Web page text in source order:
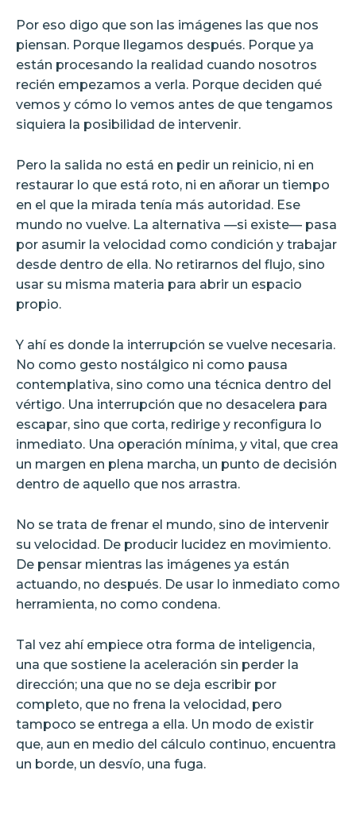
Por eso digo que son las imágenes las que nos
piensan. Porque llegamos después. Porque ya
están procesando la realidad cuando nosotros
recién empezamos a verla. Porque deciden qué
vemos y cómo lo vemos antes de que tengamos
siquiera la posibilidad de intervenir.
Pero la salida no está en pedir un reinicio, ni en
restaurar lo que está roto, ni en añorar un tiempo
en el que la mirada tenía más autoridad. Ese
mundo no vuelve. La alternativa —si existe— pasa
por asumir la velocidad como condición y trabajar
desde dentro de ella. No retirarnos del flujo, sino
usar su misma materia para abrir un espacio
propio.
Y ahí es donde la interrupción se vuelve necesaria.
No como gesto nostálgico ni como pausa
contemplativa, sino como una técnica dentro del
vértigo. Una interrupción que no desacelera para
escapar, sino que corta, redirige y reconfigura lo
inmediato. Una operación mínima, y vital, que crea
un margen en plena marcha, un punto de decisión
dentro de aquello que nos arrastra.
No se trata de frenar el mundo, sino de intervenir
su velocidad. De producir lucidez en movimiento.
De pensar mientras las imágenes ya están
actuando, no después. De usar lo inmediato como
herramienta, no como condena.
Tal vez ahí empiece otra forma de inteligencia,
una que sostiene la aceleración sin perder la
dirección; una que no se deja escribir por
completo, que no frena la velocidad, pero
tampoco se entrega a ella. Un modo de existir
que, aun en medio del cálculo continuo, encuentra
un borde, un desvío, una fuga.